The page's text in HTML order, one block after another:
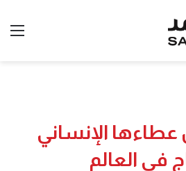
الإنساني
في العالم